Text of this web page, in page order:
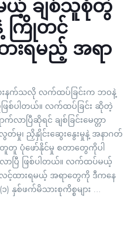
ချစ်သူစုံတွဲ
ကြိုတင်
ားရမည့် အရာ
လေးနက်သလို လက်ထပ်ခြင်းက ဘဝနဲ့
ြစ်ပါတယ်။ လက်ထပ်ခြင်း ဆိုတဲ့
လာပြီဆိုရင် ချစ်ခြင်းမေတ္တာ
မှု၊ ညှိနှိုင်းဆွေးနွေးမှုနဲ့ အနာဂတ်
ပုံဖော်နိုင်မှု စတာတွေကိုပါ
ာပြီ ဖြစ်ပါတယ်။ လက်ထပ်မယ့်
လင့်ထားရမယ့် အရာတွေကို ဒီကနေ
) နှစ်ဖက်မိသားစုကိစ္စများ ...